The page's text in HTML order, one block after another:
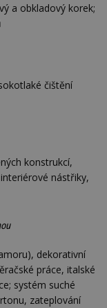
a obkladový korek;
čištění
konstrukcí,
nástřiky,
dekorativní
práce, italské
systém suché
zateplování